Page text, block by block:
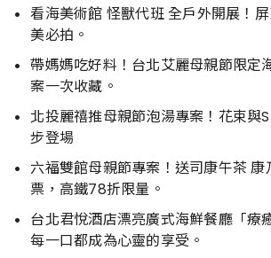
看海美術館 怪獸代班 全戶外開展！
美必拍。
帶媽媽吃好料！台北艾麗母親節限定
案一次收藏。
北投麗禧推母親節泡湯專案！花束與
步登場
六福雙館母親節專案！送司康午茶 康
票，高鐵78折限量。
台北君悅酒店漂亮廣式海鮮餐廳「療
每一口都成為心靈的享受。